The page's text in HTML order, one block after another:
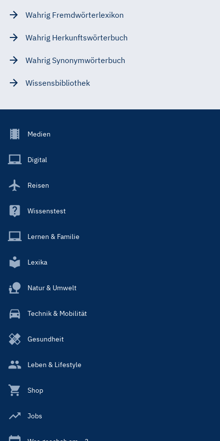
Wahrig Fremdwörterlexikon
Wahrig Herkunftswörterbuch
Wahrig Synonymwörterbuch
Wissensbibliothek
Footer
Main
Medien
Digital
Reisen
Wissenstest
Lernen & Familie
Lexika
Natur & Umwelt
Technik & Mobilität
Gesundheit
Leben & Lifestyle
Shop
Jobs